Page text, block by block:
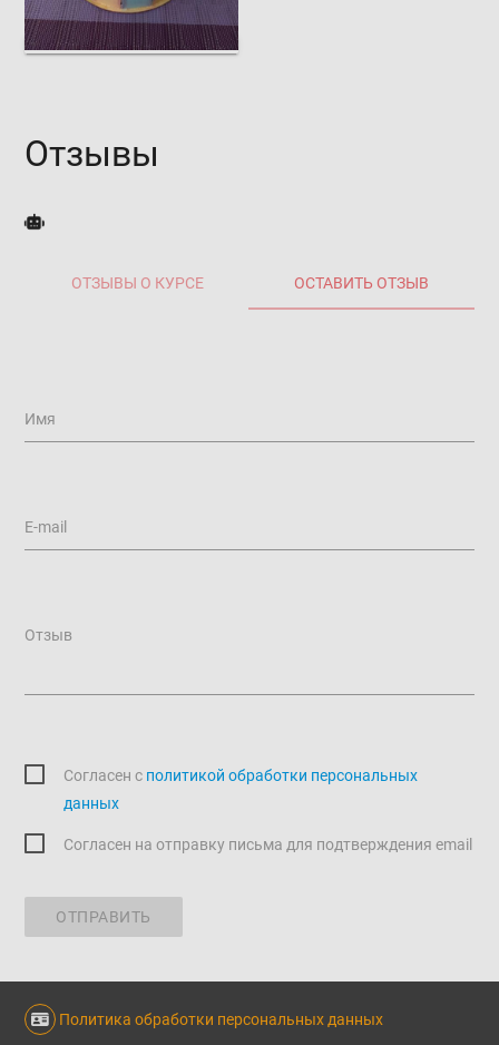
Отзывы
ОТЗЫВЫ О КУРСЕ ОСТАВИТЬ ОТЗЫВ
Имя
E-mail
Отзыв
Согласен c политикой обработки персональных
данных
Согласен на отправку письма для подтверждения email
ОТПРАВИТЬ
Политика обработки персональных данных